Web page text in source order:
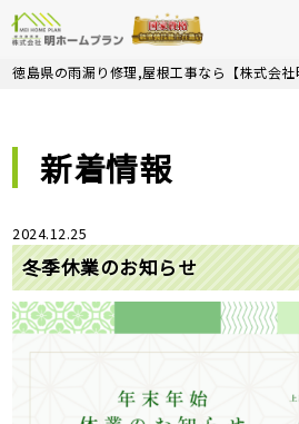
Skip
徳島県の雨漏り修理,屋根工事なら【株式会
新着情報
2024.12.25
冬季休業のお知らせ